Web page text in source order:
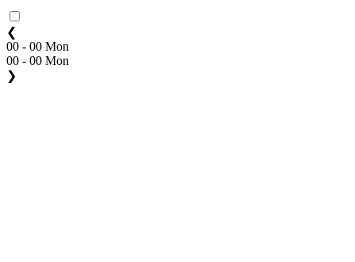
❮
00 - 00 Mon
00 - 00 Mon
❯